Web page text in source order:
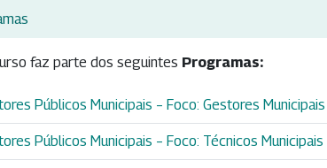
faz parte dos seguintes Programas:
Públicos Municipais – Foco: Gestores
Públicos Municipais – Foco: Técnicos Municipais